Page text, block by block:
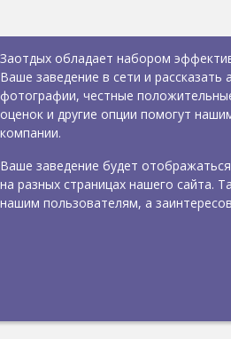
Заотдых обладает набором
Ваше заведение в сети и
фотографии, честные
оценок и другие опции помогут
компании.
Ваше заведение будет
на разных страницах нашего сайта.
нашим пользователям, а